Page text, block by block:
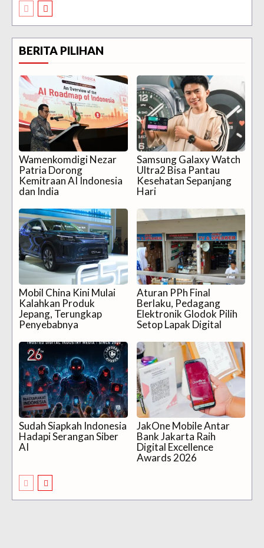
BERITA PILIHAN
Wamenkomdigi Nezar
Patria Dorong
Kemitraan AI Indonesia
dan India
Samsung Galaxy Watch
Ultra2 Bisa Pantau
Kesehatan Sepanjang
Hari
Mobil China Kini Mulai
Kalahkan Produk
Jepang, Terungkap
Penyebabnya
Aturan PPh Final
Berlaku, Pedagang
Elektronik Glodok Pilih
Setop Lapak Digital
Sudah Siapkah Indonesia
Hadapi Serangan Siber
AI
JakOne Mobile Antar
Bank Jakarta Raih
Digital Excellence
Awards 2026